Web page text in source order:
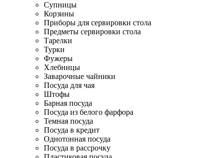
Супницы
Корзины
Приборы для сервировки стола
Предметы сервировки стола
Тарелки
Турки
Фужеры
Хлебницы
Заварочные чайники
Посуда для чая
Штофы
Барная посуда
Посуда из белого фарфора
Темная посуда
Посуда в кредит
Однотонная посуда
Посуда в рассрочку